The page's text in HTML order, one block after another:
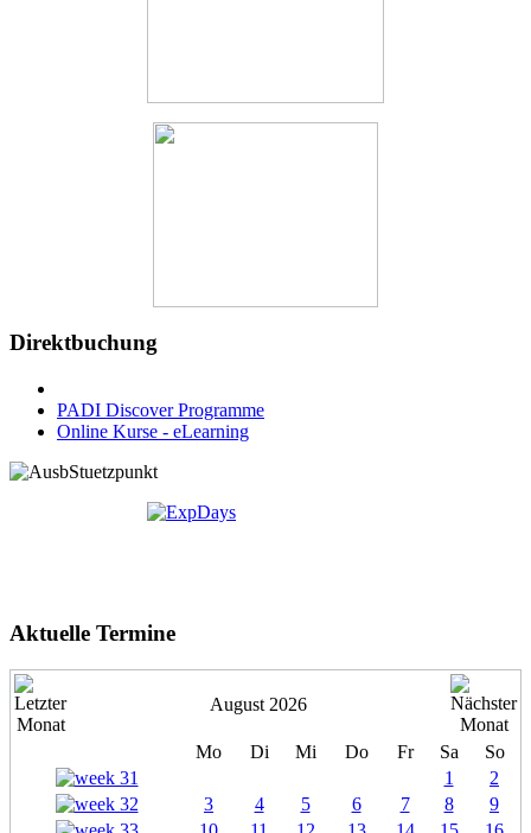
Direktbuchung
PADI Discover Programme
Online Kurse - eLearning
Aktuelle Termine
August 2026
Mo Di Mi Do Fr Sa
So
1
2
3
4 5 6 7 8
9